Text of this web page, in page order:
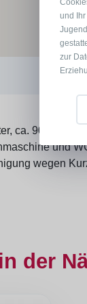
ca. 90 qm,
und
wegen
der
und
zur